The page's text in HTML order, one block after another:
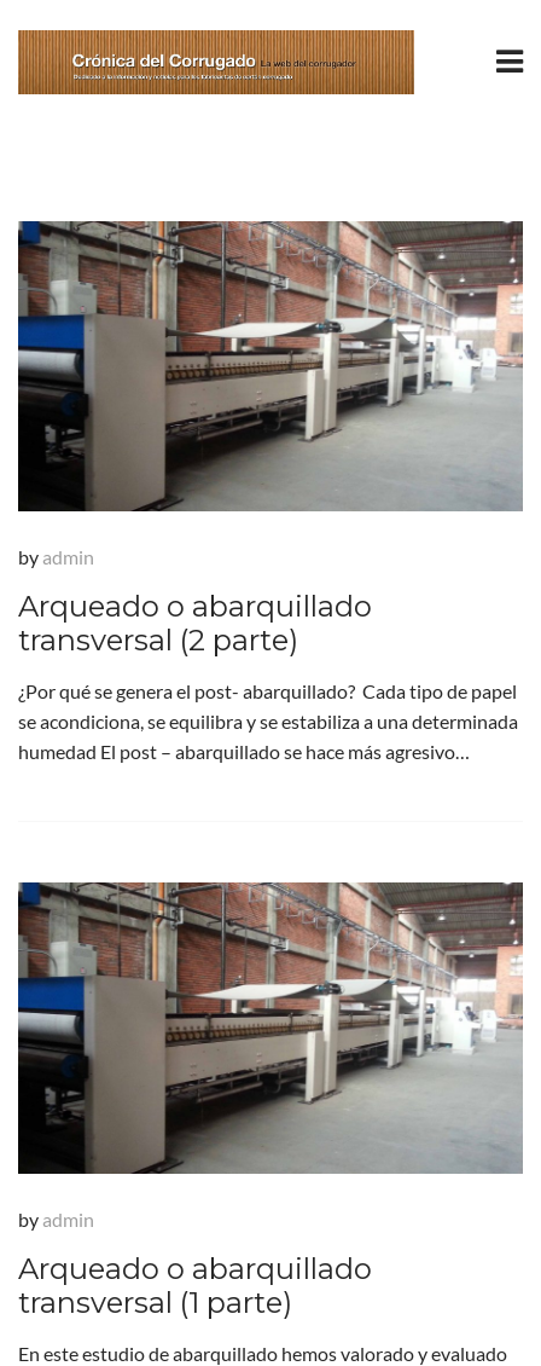
by admin
Arqueado o abarquillado
transversal (2 parte)
¿Por qué se genera el post- abarquillado? Cada tipo de papel
se acondiciona, se equilibra y se estabiliza a una determinada
humedad El post – abarquillado se hace más agresivo…
by admin
Arqueado o abarquillado
transversal (1 parte)
En este estudio de abarquillado hemos valorado y evaluado